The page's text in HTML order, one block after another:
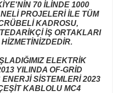
70 İLİNDE 1000
PROJELERİ İLE TÜM
KADROSU,
İŞ ORTAKLARI
ELEKTRİK
YILINDA OF-GRİD
SİSTEMLERİ 2023
KABLOLU MC4